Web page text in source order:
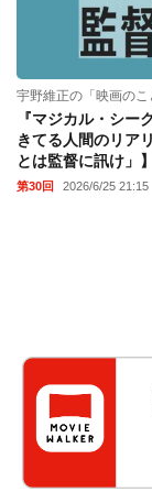
宇野維正の「映画のこ
『マジカル・シー
きてる人間のリア
とは監督に訊け」】
第30回 2026/6/25 21:15